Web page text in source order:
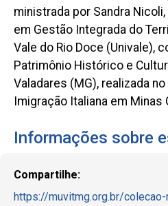
ministrada por Sandra
em Gestão Integrada do
Vale do Rio Doce (Univale),
Patrimônio Histórico e
Valadares (MG), realizada
Imigração Italiana em Minas
Informações sobre
Compartilhe:
https://muvitmg.org.br/